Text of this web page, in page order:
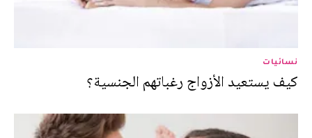
نسائيات
كيف يستعيد الأزواج رغباتهم الجنسية؟